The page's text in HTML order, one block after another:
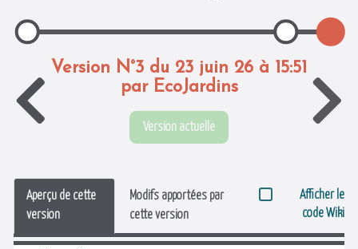
Version N°3 du 23 juin 26 à 15:51
par EcoJardins
Version actuelle
Aperçu de cette
version
Modifs apportées par
cette version
Afficher le
code Wiki